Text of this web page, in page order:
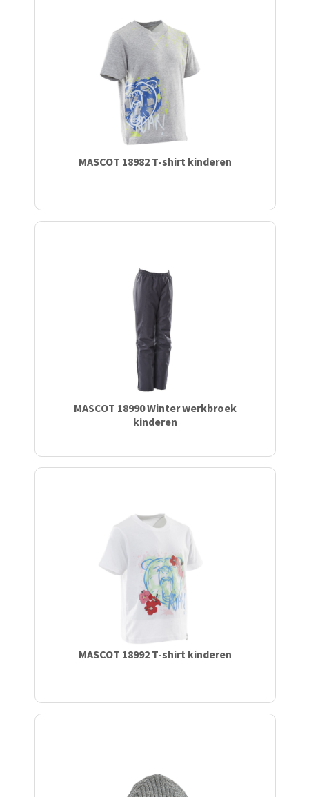
MASCOT 18982 T-shirt kinderen
MASCOT 18990 Winter werkbroek
kinderen
MASCOT 18992 T-shirt kinderen